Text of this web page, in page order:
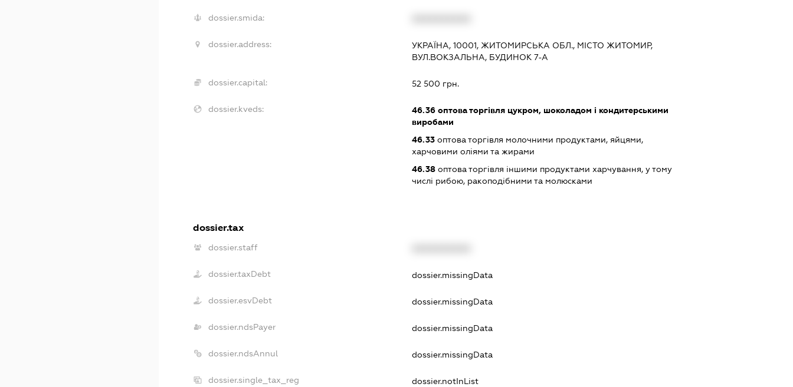
dossier.smida:
dossier.address:
УКРАЇНА, 10001, ЖИТОМИРСЬКА ОБЛ., МІСТО ЖИТОМИР,
ВУЛ.ВОКЗАЛЬНА, БУДИНОК 7-А
dossier.capital: 52 500 грн.
dossier.kveds: 46.36оптова торгівля цукром, шоколадом і кондитерськими
виробами
46.33оптова торгівля молочними продуктами, яйцями,
харчовими оліями та жирами
46.38оптова торгівля іншими продуктами харчування, у тому
числі рибою, ракоподібними та молюсками
dossier.tax
dossier.staff
dossier.taxDebt dossier.missingData
dossier.esvDebt dossier.missingData
dossier.ndsPayer dossier.missingData
dossier.ndsAnnul dossier.missingData
dossier.single_tax_reg dossier.notInList